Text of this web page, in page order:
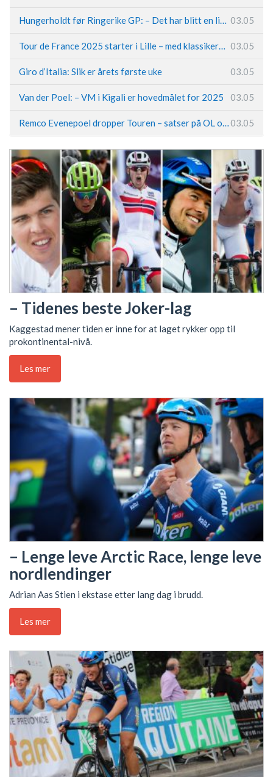
Hungerholdt før Ringerike GP: – Det har blitt en livsstil 03.05
Tour de France 2025 starter i Lille – med klassikerpreg 03.05
Giro d’Italia: Slik er årets første uke 03.05
Van der Poel: – VM i Kigali er hovedmålet for 2025 03.05
Remco Evenepoel dropper Touren – satser på OL og Vueltaen03.05
– Tidenes beste Joker-lag
Kaggestad mener tiden er inne for at laget rykker opp til
prokontinental-nivå.
Les mer
– Lenge leve Arctic Race, lenge leve
nordlendinger
Adrian Aas Stien i ekstase etter lang dag i brudd.
Les mer